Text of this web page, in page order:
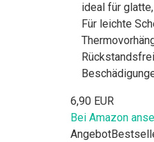
ideal für
Für leichte
6,90 EUR
Bei Amazon
Angebot